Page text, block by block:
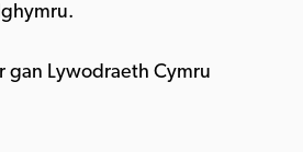
gan Lywodraeth Cymru